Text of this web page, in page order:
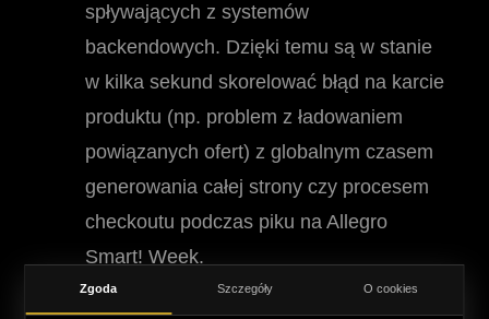
spływających z systemów
backendowych. Dzięki temu są w stanie
w kilka sekund skorelować błąd na karcie
produktu (np. problem z ładowaniem
powiązanych ofert) z globalnym czasem
generowania całej strony czy procesem
checkoutu podczas piku na Allegro
Smart! Week.
Cloudflare:
Za każdym razem, gdy
Zgoda Szczegóły O cookies